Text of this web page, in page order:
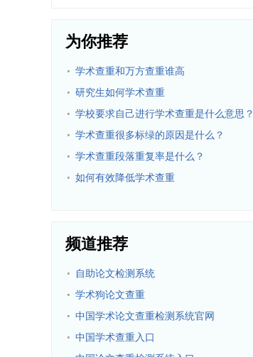
为你推荐
· 学术查重和万方查重谁高
· 研究生如何学术查重
· 学校要求自己进行学术查重是什么意思？
· 学术查重很多标绿的原因是什么？
· 学术查重段落重复率是什么？
· 如何有效降低学术查重
频道推荐
· 自助论文检测系统
· 学术狗论文查重
· 中国学术论文查重检测系统官网
· 中国学术查重入口